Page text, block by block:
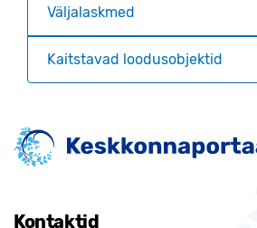
Väljalaskmed
Kaitstavad loodusobjektid
Kontaktid